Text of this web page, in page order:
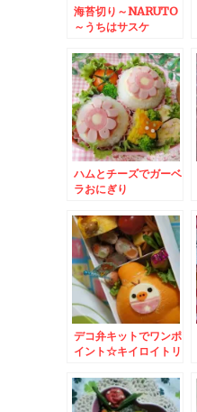
海苔切り～NARUTO
～うちはサスケ
ハムとチーズでガーベ
ラおにぎり
デコ弁キットでワンポ
イント☆キイロイトリ